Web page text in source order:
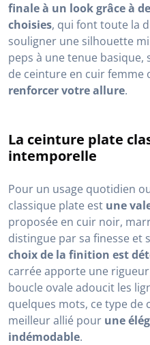
finale à un look grâce à
choisies, qui font toute la
souligner une silhouette
peps à une tenue basique,
de ceinture en cuir femme
renforcer votre allure.
La ceinture plate
intemporelle
Pour un usage quotidien
classique plate est une
proposée en cuir noir,
distingue par sa finesse et
choix de la finition est
carrée apporte une
boucle ovale adoucit les
quelques mots, ce type de
meilleur allié pour une
indémodable.